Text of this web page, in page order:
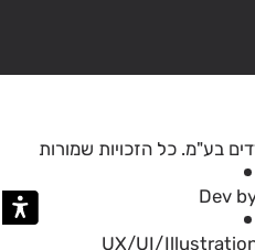
בע"מ. כל הזכויות שמורות
Dev
UX/UI/